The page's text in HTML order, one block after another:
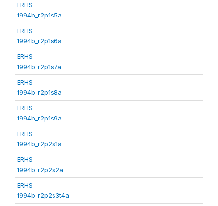
ERHS
1994b_r2p1s5a
ERHS
1994b_r2p1s6a
ERHS
1994b_r2p1s7a
ERHS
1994b_r2p1s8a
ERHS
1994b_r2p1s9a
ERHS
1994b_r2p2s1a
ERHS
1994b_r2p2s2a
ERHS
1994b_r2p2s3t4a